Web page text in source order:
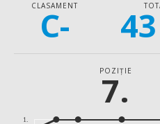
CLASAMENT
C-
POZIȚIE
7.
1.